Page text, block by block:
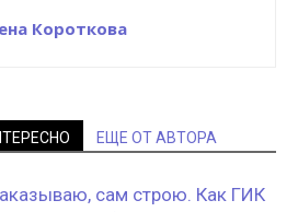
Короткова
ЕЩЕ ОТ АВТОРА
сам строю. Как ГИК